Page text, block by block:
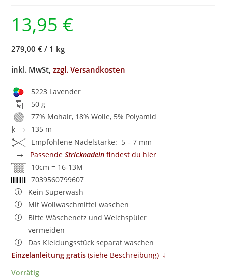
13,95 €
279,00 € / 1 kg
inkl. MwSt,zzgl. Versandkosten
5223 Lavender
50 g
77% Mohair, 18% Wolle, 5% Polyamid
135 m
Empfohlene Nadelstärke: 5 – 7 mm
→ PassendeStricknadeln findest du hier
10cm = 16-13M
7039560799607
Kein Superwash
Mit Wollwaschmittel waschen
Bitte Wäschenetz und Weichspüler
vermeiden
Das Kleidungsstück separat waschen
Einzelanleitung gratis ​ (siehe Beschreibung) ↓
Vorrätig